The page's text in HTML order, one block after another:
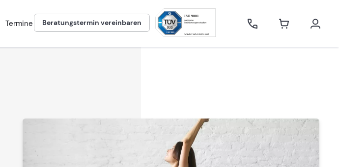
Termine Beratungstermin vereinbaren